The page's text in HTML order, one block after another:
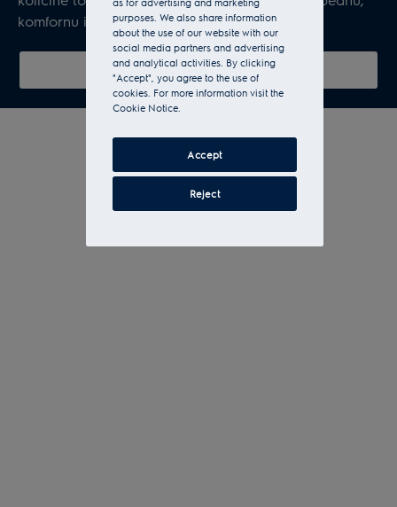
komfornu i toplu atmosferu.
Prikazati sve uljani radijatori
purposes. We also share information
about the use of our website with our
social media partners and advertising
and analytical activities. By clicking
"Accept", you agree to the use of
cookies. For more information visit the
Cookie Notice.
Accept
Reject